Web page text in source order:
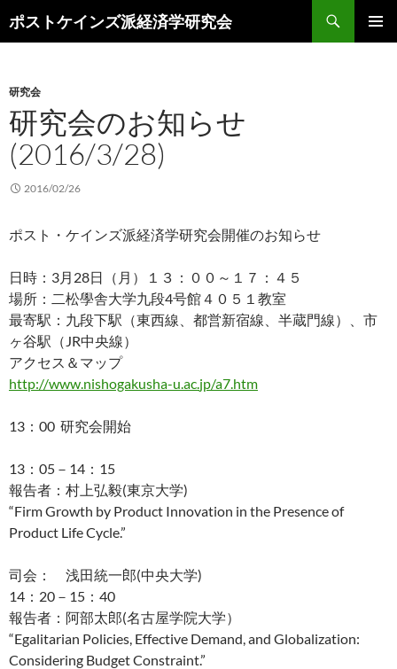
ン
ツ
へ
ス
キ
ポストケインズ派経済学研究会
索
研究会
研究会のお知らせ
(2016/3/28)
2016/02/26
ポスト・ケインズ派経済学研究会開催のお知らせ
日時：3月28日（月）１３：００～１７：４５
場所：二松學舎大学九段4号館４０５１教室
最寄駅：九段下駅（東西線、都営新宿線、半蔵門線）、市
ヶ谷駅（ JR中央線）
アクセス＆マップ
http://www.nishogakusha-u.ac.jp/a7.htm
13：00 研究会開始
13：05－14：15
報告者：村上弘毅(東京大学)
“Firm Growth by Product Innovation in the Presence of
Product Life Cycle.”
司会： 浅田統一郎(中央大学)
14：20－15：40
報告者：阿部太郎(名古屋学院大学）
“Egalitarian Policies, Effective Demand, and Globalization:
Considering Budget Constraint.”